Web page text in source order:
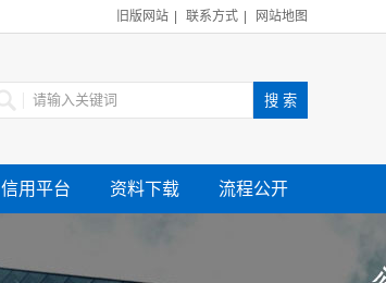
旧版网站 联系方式 网站地图
信用平台 资料下载 流程公开